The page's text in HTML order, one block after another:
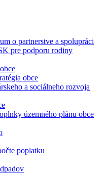
o partnerstve a spolupráci
pre podporu rodiny
obce
a sociálneho rozvoja
územného plánu obce
poplatku